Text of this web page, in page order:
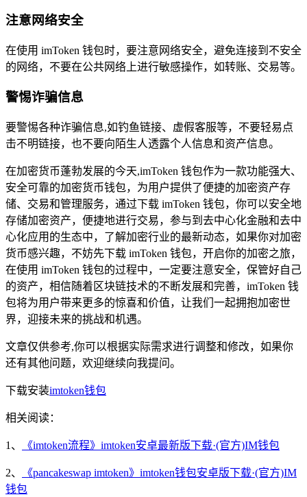
注意网络安全
在使用 imToken 钱包时，要注意网络安全，避免连接到不安全
的网络，不要在公共网络上进行敏感操作，如转账、交易等。
警惕诈骗信息
要警惕各种诈骗信息,如钓鱼链接、虚假客服等，不要轻易点
击不明链接，也不要向陌生人透露个人信息和资产信息。
在加密货币蓬勃发展的今天,imToken 钱包作为一款功能强大、
安全可靠的加密货币钱包，为用户提供了便捷的加密资产存
储、交易和管理服务，通过下载 imToken 钱包，你可以安全地
存储加密资产，便捷地进行交易，参与到去中心化金融和去中
心化应用的生态中，了解加密行业的最新动态，如果你对加密
货币感兴趣，不妨先下载 imToken 钱包，开启你的加密之旅，
在使用 imToken 钱包的过程中，一定要注意安全，保管好自己
的资产，相信随着区块链技术的不断发展和完善，imToken 钱
包将为用户带来更多的惊喜和价值，让我们一起拥抱加密世
界，迎接未来的挑战和机遇。
文章仅供参考,你可以根据实际需求进行调整和修改，如果你
还有其他问题，欢迎继续向我提问。
下载安装imtoken钱包
相关阅读：
1、 《imtoken流程》imtoken安卓最新版下载·(官方)IM钱包
2、
《pancakeswap imtoken》imtoken钱包安卓版下载·(官方)IM
钱包